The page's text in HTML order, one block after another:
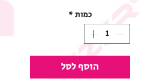
כמות *
הוסף לסל